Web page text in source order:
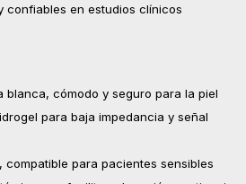
confiables en estudios clínicos
blanca, cómodo y seguro para la piel
para baja impedancia y señal
compatible para pacientes sensibles